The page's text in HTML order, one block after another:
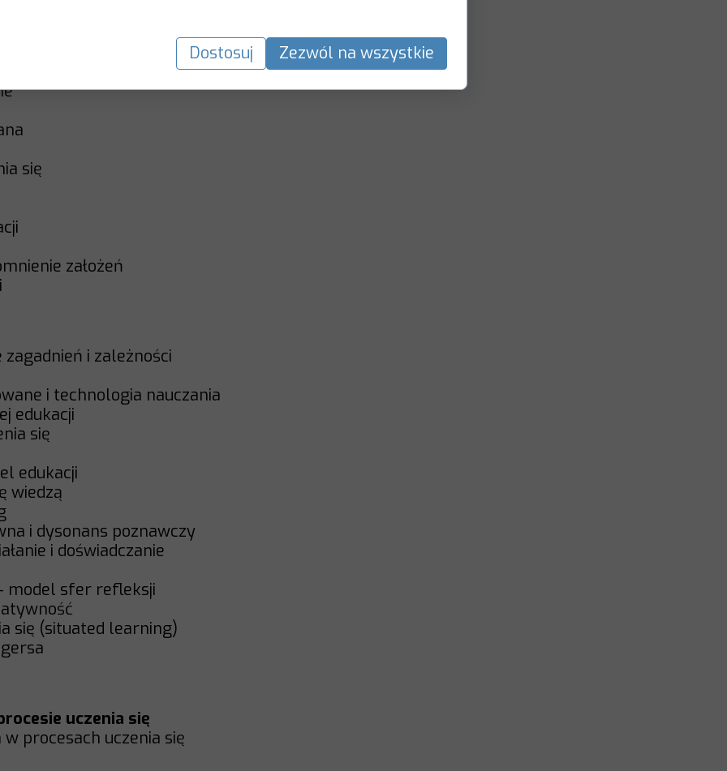
i kształtowanie wy¬obrażeń
się
założeń
zagadnień i zależności
i technologia nauczania
edukacji
się
edukacji
wiedzą
i dysonans poznawczy
i doświadczanie
model sfer refleksji
się (situated learning)
uczenia się
procesach uczenia się
Dostosuj Zezwól na wszystkie